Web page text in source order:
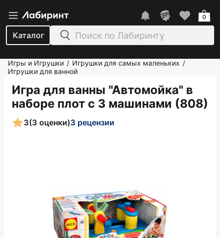
Каталог
0
Игры и Игрушки / Игрушки для самых маленьких /
Игрушки для ванной
Игра для ванны "Автомойка" в
наборе плот с 3 машинами (808)
3(3 оценки)3 рецензии